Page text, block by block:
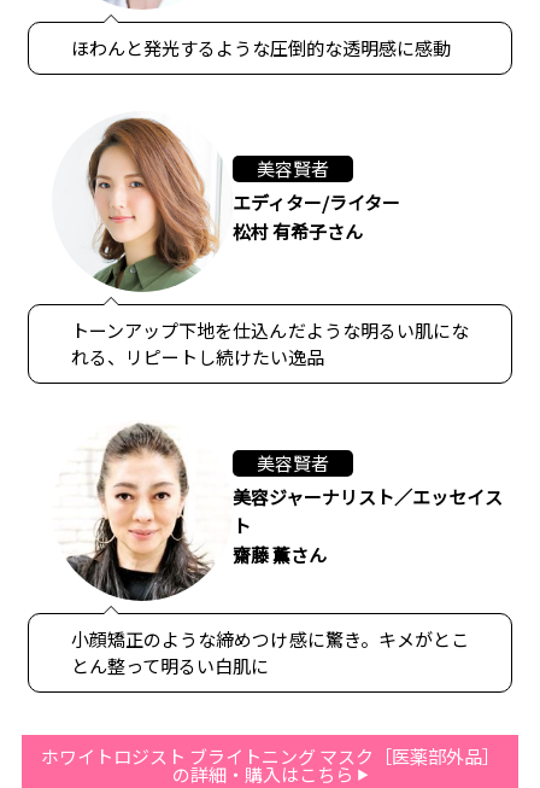
ほわんと発光するような圧倒的な透明感に感動
美容賢者
エディター/ライター
松村 有希子さん
トーンアップ下地を仕込んだような明るい肌にな
れる、リピートし続けたい逸品
美容賢者
美容ジャーナリスト／エッセイス
ト
齋藤 薫さん
小顔矯正のような締めつけ感に驚き。キメがとこ
とん整って明るい白肌に
ホワイトロジスト ブライトニング マスク［医薬部外品］
の詳細・購入はこちら